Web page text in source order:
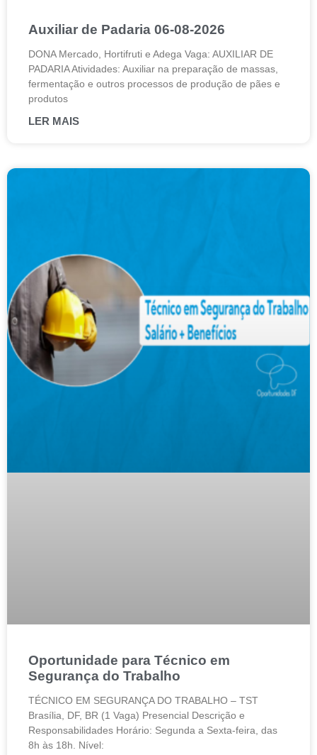
Auxiliar de Padaria 06-08-2026
DONA Mercado, Hortifruti e Adega Vaga: AUXILIAR DE
PADARIA Atividades: Auxiliar na preparação de massas,
fermentação e outros processos de produção de pães e
produtos
LER MAIS
Oportunidade para Técnico em
Segurança do Trabalho
TÉCNICO EM SEGURANÇA DO TRABALHO – TST
Brasília, DF, BR (1 Vaga) Presencial Descrição e
Responsabilidades Horário: Segunda a Sexta-feira, das
8h às 18h. Nível: